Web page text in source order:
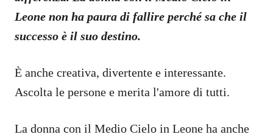
Leone non ha paura di fallire perché sa che il
successo è il suo destino.
È anche creativa, divertente e interessante.
Ascolta le persone e merita l'amore di tutti.
La donna con il Medio Cielo in Leone ha anche